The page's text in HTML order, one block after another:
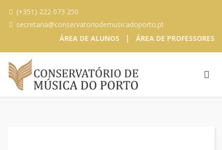
(+351) 222 073 250
secretaria@conservatoriodemusicadoporto.pt
ÁREA DE ALUNOS
| ÁREA DE PROFESSORES